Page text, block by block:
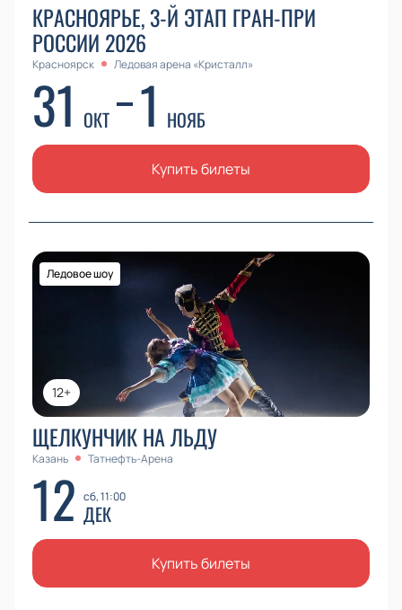
КРАСНОЯРЬЕ, 3-Й ЭТАП ГРАН-ПРИ
РОССИИ 2026
Красноярск Ледовая арена «Кристалл»
31 ОКТ 1 НОЯБ
Купить билеты
12+
Ледовое шоу
ЩЕЛКУНЧИК НА ЛЬДУ
Казань Татнефть-Арена
12 сб, 11:00
ДЕК
Купить билеты